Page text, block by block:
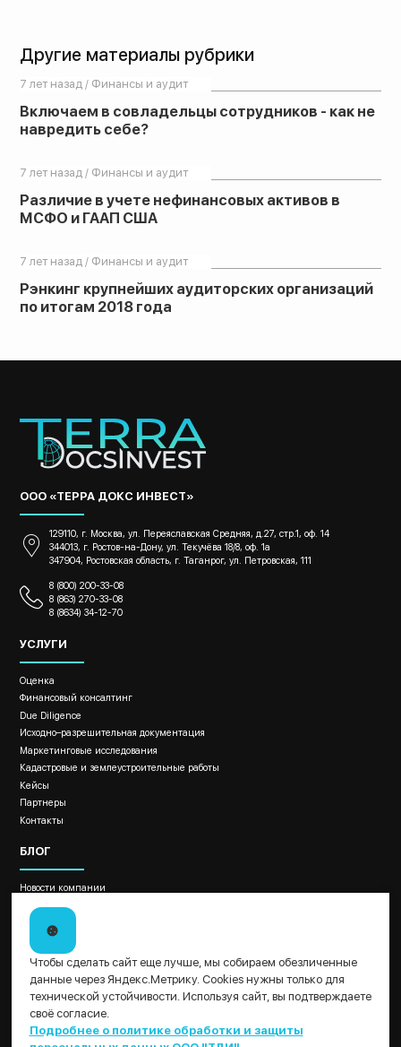
Другие материалы рубрики
7 лет назад / Финансы и аудит
Включаем в совладельцы сотрудников - как не
навредить себе?
7 лет назад / Финансы и аудит
Различие в учете нефинансовых активов в
МСФО и ГААП США
7 лет назад / Финансы и аудит
Рэнкинг крупнейших аудиторских организаций
по итогам 2018 года
ООО «ТЕРРА ДОКС ИНВЕСТ»
129110, г. Москва, ул. Переяславская Средняя, д.27, стр.1, оф. 14
344013, г. Ростов-на-Дону, ул. Текучёва 18/8, оф. 1а
347904, Ростовская область, г. Таганрог, ул. Петровская, 111
8 (800) 200-33-08
8 (863) 270-33-08
8 (8634) 34-12-70
УСЛУГИ
Оценка
Финансовый консалтинг
Due Diligence
Исходно–разрешительная документация
Маркетинговые исследования
Кадастровые и землеустроительные работы
Кейсы
Партнеры
Контакты
БЛОГ
Новости компании
Новости законодательства
Как провести оценку бизнеса?
ДОКУМЕНТЫ
Политика обработки и защиты персональных данных ООО "ТДИ"
Пользовательское соглашение
Результаты СОУТ
Чтобы сделать сайт еще лучше, мы собираем обезличенные
данные через Яндекс.Метрику. Cookies нужны только для
технической устойчивости. Используя сайт, вы подтверждаете
своё согласие.
Подробнее о политике обработки и защиты